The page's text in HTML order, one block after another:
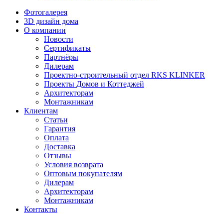
Фотогалерея
3D дизайн дома
О компании
Новости
Сертификаты
Партнёры
Дилерам
Проектно-строительный отдел RKS KLINKER
Проекты Домов и Коттеджей
Архитекторам
Монтажникам
Клиентам
Статьи
Гарантия
Оплата
Доставка
Отзывы
Условия возврата
Оптовым покупателям
Дилерам
Архитекторам
Монтажникам
Контакты